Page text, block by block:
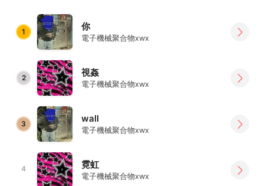
1 你
電子機械聚合物xwx
2 視姦
電子機械聚合物xwx
3 wall
電子機械聚合物xwx
4 霓虹
電子機械聚合物xwx